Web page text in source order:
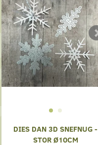
DIES DAN 3D SNEFNUG -
STOR Ø10CM